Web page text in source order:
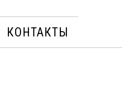
КОНТАКТЫ